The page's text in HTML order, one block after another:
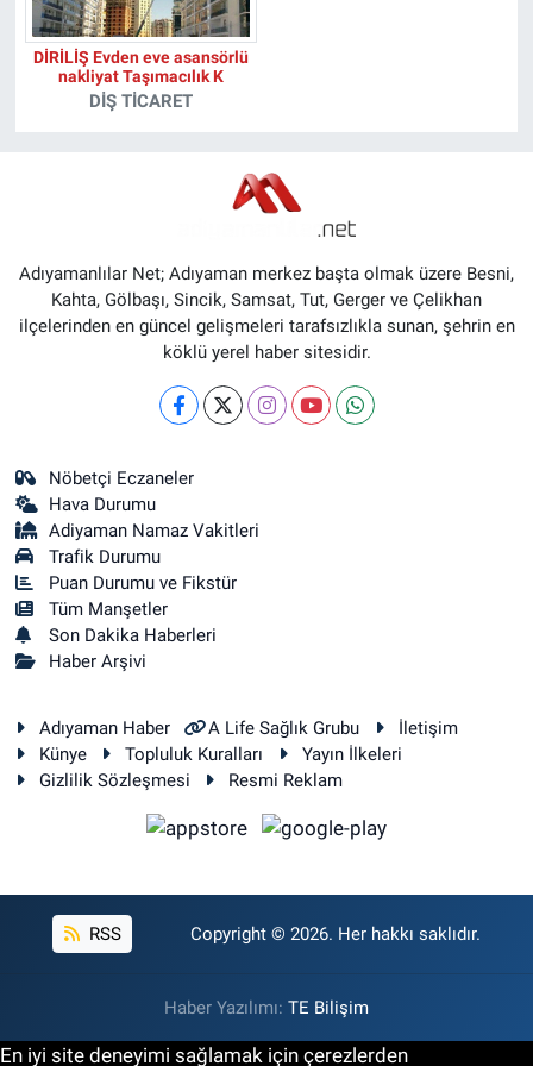
DİRİLİŞ Evden eve asansörlü
nakliyat Taşımacılık K
DIŞ TICARET
Adıyamanlılar Net; Adıyaman merkez başta olmak üzere Besni,
Kahta, Gölbaşı, Sincik, Samsat, Tut, Gerger ve Çelikhan
ilçelerinden en güncel gelişmeleri tarafsızlıkla sunan, şehrin en
köklü yerel haber sitesidir.
Nöbetçi Eczaneler
Hava Durumu
Adiyaman Namaz Vakitleri
Trafik Durumu
Puan Durumu ve Fikstür
Tüm Manşetler
Son Dakika Haberleri
Haber Arşivi
Adıyaman Haber A Life Sağlık Grubu
İletişim
Künye
Topluluk Kuralları
Yayın İlkeleri
Gizlilik Sözleşmesi
Resmi Reklam
RSS Copyright © 2026. Her hakkı saklıdır.
Haber Yazılımı: TE Bilişim
En iyi site deneyimi sağlamak için çerezlerden